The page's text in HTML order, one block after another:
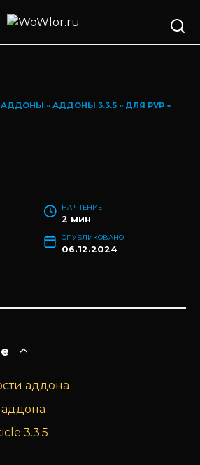
АДДОНЫ » АДДОНЫ 3.3.5 » ДЛЯ PVP »
НА ЧТЕНИЕ
2 мин
ОПУБЛИКОВАНО
06.12.2024
аддона
3.3.5